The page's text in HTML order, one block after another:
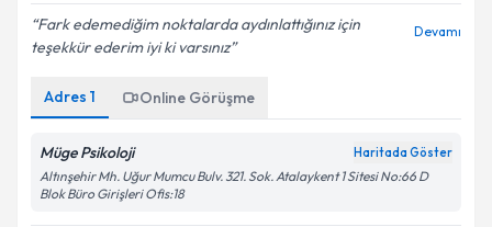
Fark edemediğim noktalarda aydınlattığınız için
teşekkür ederim iyi ki varsınız
Devamı
Adres 1 Online Görüşme
Müge Psikoloji Haritada Göster
Altınşehir Mh. Uğur Mumcu Bulv. 321. Sok. Atalaykent 1 Sitesi No:66 D
Blok Büro Girişleri Ofis:18